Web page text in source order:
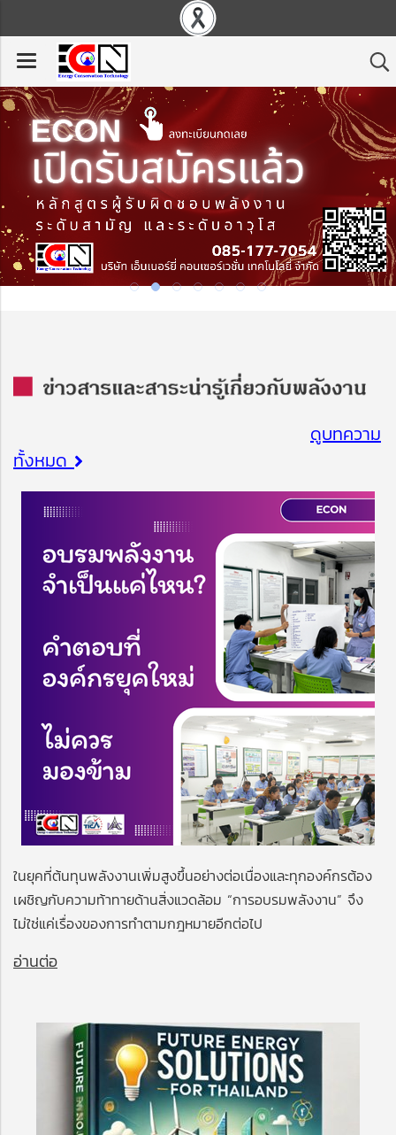
ดูบทความ
ทั้งหมด
ในยุคที่ต้นทุนพลังงานเพิ่มสูงขึ้นอย่างต่อเนื่องและทุกองค์กรต้อง
เผชิญกับความท้าทายด้านสิ่งแวดล้อม “การอบรมพลังงาน” จึง
ไม่ใช่แค่เรื่องของการทำตามกฎหมายอีกต่อไป
อ่านต่อ